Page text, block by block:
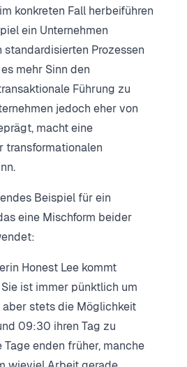
konkreten Fall herbeiführen
ein Unternehmen
Prozessen
mehr Sinn den
Führung zu
jedoch eher von
macht eine
transformationalen
Beispiel für ein
eine Mischform beider
anwendet:
Honest Lee kommt
ist immer pünktlich um
stets die Möglichkeit
09:30 ihren Tag zu
Tage enden früher, manche